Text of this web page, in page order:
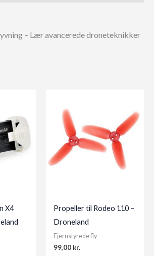
– Lær avancerede droneteknikker
X4
Propeller til Rodeo 110 –
Droneland
Fjernstyrede fly
99,00 kr.